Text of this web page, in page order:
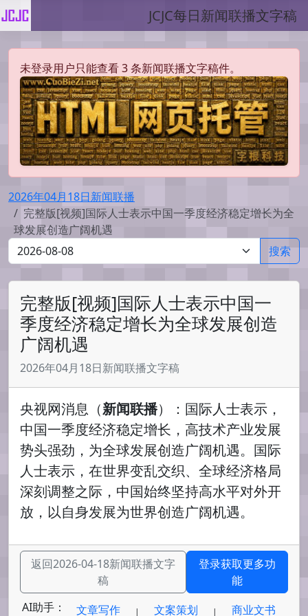
JCJC每日新闻联播文字稿
未登录用户只能查看 3 条新闻联播文字稿件。
2026年04月18日新闻联播
完整版[视频]国际人士表示中国一季度经济稳定增长为全
球发展创造广阔机遇
搜索
完整版[视频]国际人士表示中国一
季度经济稳定增长为全球发展创造
广阔机遇
2026年04月18日新闻联播文字稿
央视网消息（新闻联播）：国际人士表示，
中国一季度经济稳定增长，高技术产业发展
势头强劲，为全球发展创造广阔机遇。国际
人士表示，在世界变乱交织、全球经济格局
深刻调整之际，中国始终坚持高水平对外开
放，以自身发展为世界创造广阔机遇。
返回2026-04-18新闻联播文字
稿
登录获取更多功
能
AI助手：
文章写作 | 文案策划 | 商业文书